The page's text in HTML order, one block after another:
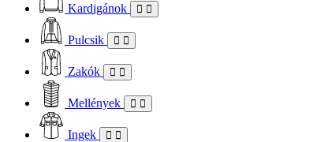
Kardigánok
Pulcsik
Zakók
Mellények
Ingek